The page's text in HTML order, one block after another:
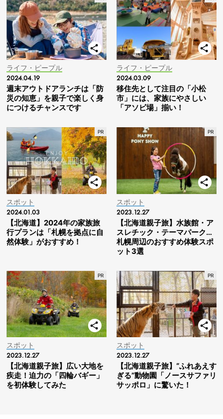
ライフ・ピープル
2024.04.19
週末アウトドアランチは「防
災の知恵」を親子で楽しく身
につけるチャンスです
ライフ・ピープル
2024.03.09
移住先として注目の「小松
市」には、家族にやさしい
「アソビ場」揃い！
スポット
2024.01.03
【北海道】2024年の家族旅
行プランは「札幌を拠点に自
然体験」がおすすめ！
スポット
2023.12.27
【北海道親子旅】水族館・ア
スレチック・テーマパーク…
札幌周辺のおすすめ体験スポ
ット3選
スポット
2023.12.27
【北海道親子旅】広い大地を
疾走！迫力の「四輪バギー」
を初体験してみた
スポット
2023.12.27
【北海道親子旅】“ふれあえす
ぎる”動物園「ノースサファリ
サッポロ」に驚いた！